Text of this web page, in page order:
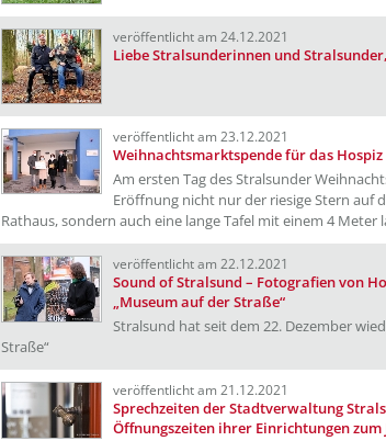
veröffentlicht am 24.12.2021
Liebe Stralsunderinnen und Stralsunder,
veröffentlicht am 23.12.2021
Weihnachtsmarktspende für das Hospiz
Am ersten Tag des Stralsunder
Eröffnung nicht nur der riesige Stern auf
Rathaus, sondern auch eine lange Tafel mit einem 4 Meter
veröffentlicht am 22.12.2021
Sound of Stralsund – Fotografien von
„Museum auf der Straße“
Stralsund hat seit dem 22. Dezember
Straße“
veröffentlicht am 21.12.2021
Sprechzeiten der Stadtverwaltung
Öffnungszeiten ihrer Einrichtungen zum